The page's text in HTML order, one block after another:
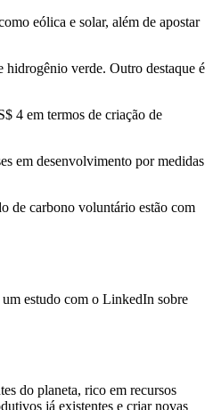
eólica e solar, além de apostar
hidrogênio verde. Outro destaque é
4 em termos de criação de
em desenvolvimento por medidas
de carbono voluntário estão com
estudo com o LinkedIn sobre
do planeta, rico em recursos
já existentes e criar novas